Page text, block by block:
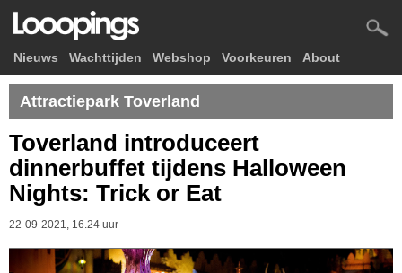
Nieuws Wachttijden Webshop Voorkeuren About
Attractiepark Toverland
Toverland introduceert
dinnerbuffet tijdens Halloween
Nights: Trick or Eat
22-09-2021, 16.24 uur